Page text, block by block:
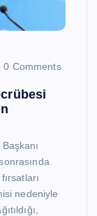
0 Comments
nedeniyle